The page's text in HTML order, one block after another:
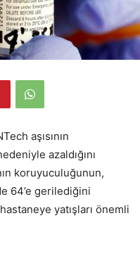
aşısının
azaldığını
koruyuculuğunun,
64’e gerilediğini
yatışları önemli